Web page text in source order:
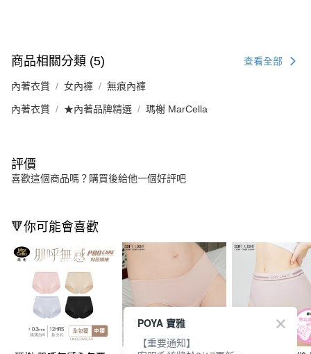
商品相關分類 (5) 查看全部
內著衣賞 女內褲 無痕內褲
內著衣賞 ★內著品牌精選 瑪榭 MarCella
評價
喜歡這個商品嗎？購買後給他一個好評吧
🔻你可能會喜歡
POYA 寶雅
【重要通知】